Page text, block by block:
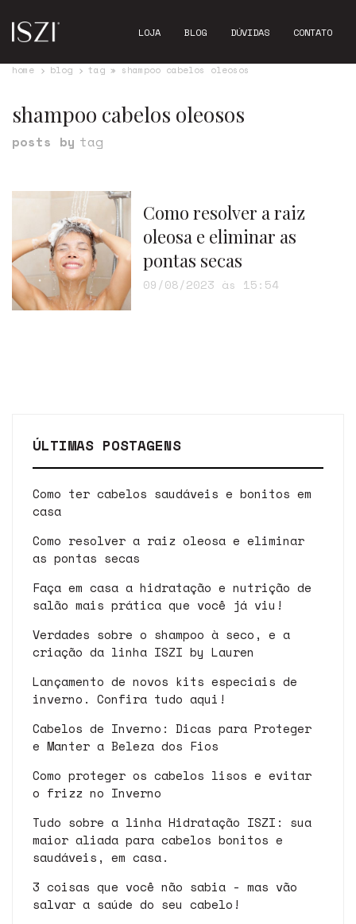
LOJA BLOG DÚVIDAS CONTATO
home blog tag » shampoo cabelos oleosos
shampoo cabelos oleosos
posts by tag
Como resolver a raiz
oleosa e eliminar as
pontas secas
09/08/2023 às 15:54
ÚLTIMAS POSTAGENS
Como ter cabelos saudáveis e bonitos em
casa
Como resolver a raiz oleosa e eliminar
as pontas secas
Faça em casa a hidratação e nutrição de
salão mais prática que você já viu!
Verdades sobre o shampoo à seco, e a
criação da linha ISZI by Lauren
Lançamento de novos kits especiais de
inverno. Confira tudo aqui!
Cabelos de Inverno: Dicas para Proteger
e Manter a Beleza dos Fios
Como proteger os cabelos lisos e evitar
o frizz no Inverno
Tudo sobre a linha Hidratação ISZI: sua
maior aliada para cabelos bonitos e
saudáveis, em casa.
3 coisas que você não sabia - mas vão
salvar a saúde do seu cabelo!